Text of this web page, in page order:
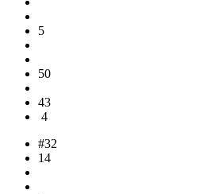
5
50
43
4
#32
14